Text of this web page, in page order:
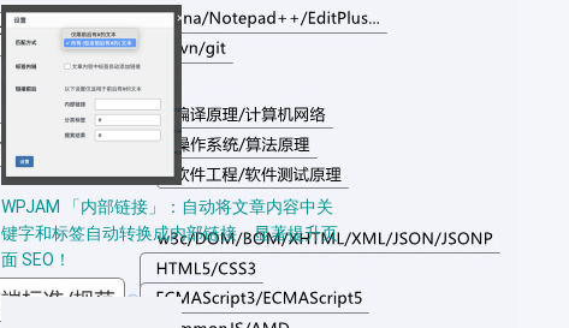
WPJAM 「内部链接」：自动将文章内容中关
键字和标签自动转换成内部链接，显著提升页
面 SEO！